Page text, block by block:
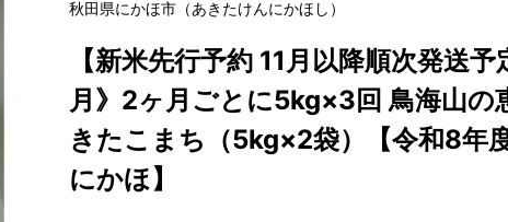
秋田県にかほ市 （あきたけんにかほし ）
【新米先行予約 11月以降順次発送
月》2ヶ月ごとに5kg×3回 鳥海山の
きたこまち（5kg×2袋）【令和8年
にかほ】